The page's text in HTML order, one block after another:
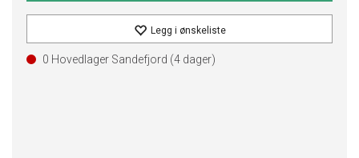
Legg i ønskeliste
0 Hovedlager Sandefjord (4 dager)